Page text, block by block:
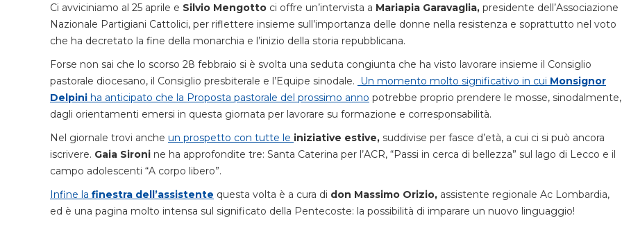
Ci avviciniamo al 25 aprile e Silvio Mengotto ci offre un’intervista a Mariapia Garavaglia, presidente dell’Associazione
Nazionale Partigiani Cattolici, per riflettere insieme sull’importanza delle donne nella resistenza e soprattutto nel voto
che ha decretato la fine della monarchia e l’inizio della storia repubblicana.
Forse non sai che lo scorso 28 febbraio si è svolta una seduta congiunta che ha visto lavorare insieme il Consiglio
pastorale diocesano, il Consiglio presbiterale e l’Equipe sinodale. Un momento molto significativo in cui Monsignor
Delpini ha anticipato che la Proposta pastorale del prossimo anno potrebbe proprio prendere le mosse, sinodalmente,
dagli orientamenti emersi in questa giornata per lavorare su formazione e corresponsabilità.
Nel giornale trovi anche un prospetto con tutte le iniziative estive, suddivise per fasce d’età, a cui ci si può ancora
iscrivere. Gaia Sironi ne ha approfondite tre: Santa Caterina per l’ACR, “Passi in cerca di bellezza” sul lago di Lecco e il
campo adolescenti “A corpo libero”.
Infine la finestra dell’assistente questa volta è a cura di don Massimo Orizio, assistente regionale Ac Lombardia,
ed è una pagina molto intensa sul significato della Pentecoste: la possibilità di imparare un nuovo linguaggio!